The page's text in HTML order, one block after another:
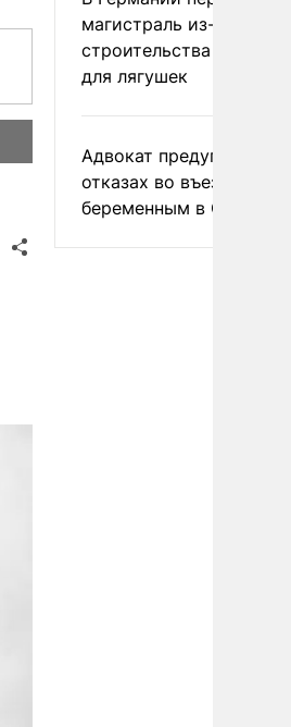
магистраль из-за
строительства
для лягушек
Адвокат предупредил
отказах во въезде
беременным в США